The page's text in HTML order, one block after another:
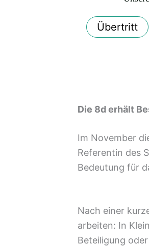
Übertritt
Die 8d erhält
Im November
Referentin des
Bedeutung für
Nach einer
arbeiten: In
Beteiligung